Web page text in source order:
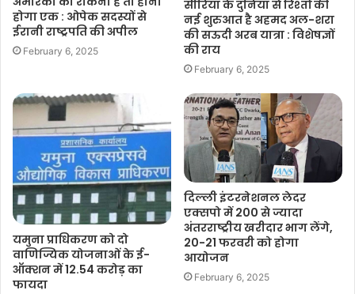
b
o
o
s
A
p
t
e
L
i
होगा एक : ओपेक सदस्यों से
ईरानी राष्ट्रपति की अपील
February 6, 2025
सीरिया के दुनिया से रिश्तों की
नई शुरुआत है अहमद अल-शरा
की सऊदी अरब यात्रा : विशेषज्ञों
की राय
February 6, 2025
यमुना प्राधिकरण को दो
वाणिज्यिक योजनाओं के ई-
ऑक्शन में 12.54 करोड़ का
फायदा
दिल्ली इंटरनेशनल लेदर
एक्सपो में 200 से ज्यादा
अंतरराष्ट्रीय खरीदार भाग लेंगे,
20-21 फरवरी को होगा
आयोजन
February 6, 2025